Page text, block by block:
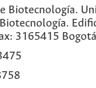
Biotecnología.
3165415